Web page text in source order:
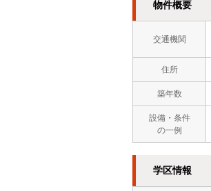
物件概要
交通機関
住所
築年数
設備・条件
の一例
学区情報